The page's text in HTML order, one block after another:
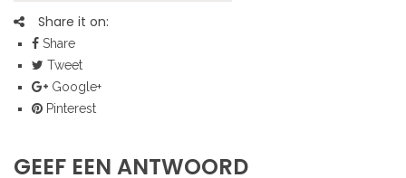
Share it on:
Share
Tweet
Google+
Pinterest
GEEF EEN ANTWOORD